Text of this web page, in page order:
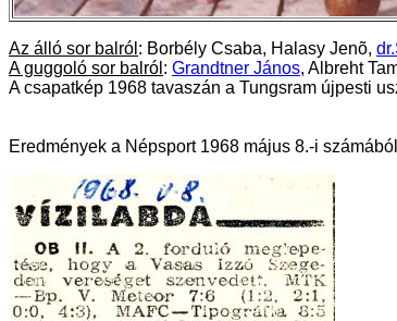
Az álló sor balról : Borbély Csaba, Halasy Jenõ,
A guggoló sor balról : Grandtner János, Albreht
A csapatkép 1968 tavaszán a Tungsram újpesti
Eredmények a Népsport 1968 május 8.-i